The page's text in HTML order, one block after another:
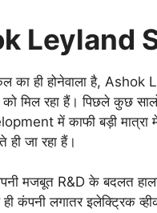
Leyland
का ही होनेवाला है,
मिल रहा हैं। पिछले कुछ
में काफी बड़ी मात्रा
ही जा रहा हैं।
मजबूत R&D के बदलत
कंपनी लगातर इलेक्ट्रिक